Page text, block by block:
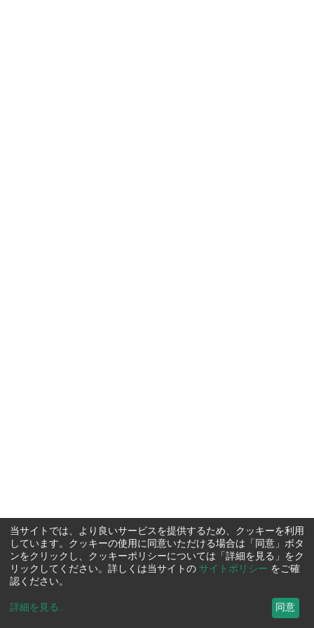
当サイトでは、より良いサービスを提供するため、クッキーを利用
しています。クッキーの使用に同意いただける場合は「同意」ボタ
ンをクリックし、クッキーポリシーについては「詳細を見る」をク
リックしてください。詳しくは当サイトの サイトポリシー をご確
認ください。
詳細を見る ... 同意